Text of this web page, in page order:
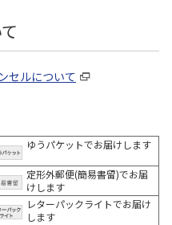
セルについて
ゆうパケットでお届けします
定形外郵便(簡易書留)でお届
けします
レターパックライトでお届け
します